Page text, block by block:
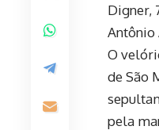
Digner,
Antônio
O
de São
pela